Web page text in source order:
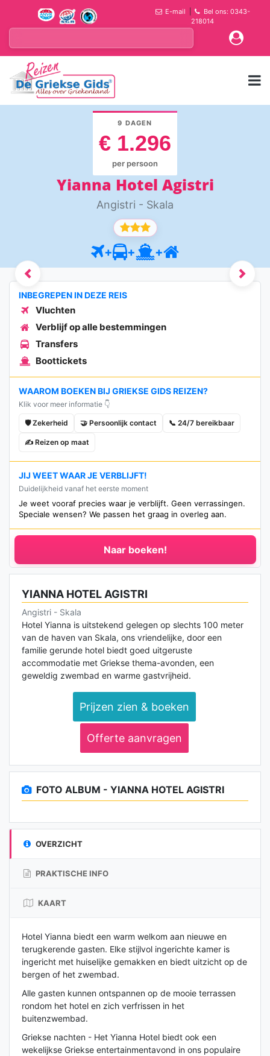
E-mail
Bel ons: 0343-
218014
9 DAGEN
€ 1.296
per persoon
Yianna Hotel Agistri
Angistri - Skala
+ + +
Previous
Next
INBEGREPEN IN DEZE REIS
Vluchten
Verblijf op alle bestemmingen
Transfers
Boottickets
WAAROM BOEKEN BIJ GRIEKSE GIDS REIZEN?
Klik voor meer informatie 👇
🛡️ Zekerheid 🤝 Persoonlijk contact 📞 24/7 bereikbaar
✍️ Reizen op maat
JIJ WEET WAAR JE VERBLIJFT!
Duidelijkheid vanaf het eerste moment
Je weet vooraf precies waar je verblijft. Geen verrassingen.
Speciale wensen? We passen het graag in overleg aan.
Naar boeken!
YIANNA HOTEL AGISTRI
Angistri - Skala
Hotel Yianna is uitstekend gelegen op slechts 100 meter
van de haven van Skala, ons vriendelijke, door een
familie gerunde hotel biedt goed uitgeruste
accommodatie met Griekse thema-avonden, een
geweldig zwembad en warme gastvrijheid.
Prijzen zien & boeken
Offerte aanvragen
FOTO ALBUM - YIANNA HOTEL AGISTRI
OVERZICHT
PRAKTISCHE INFO
KAART
Hotel Yianna biedt een warm welkom aan nieuwe en
terugkerende gasten. Elke stijlvol ingerichte kamer is
ingericht met huiselijke gemakken en biedt uitzicht op de
bergen of het zwembad.
Alle gasten kunnen ontspannen op de mooie terrassen
rondom het hotel en zich verfrissen in het
buitenzwembad.
Griekse nachten - Het Yianna Hotel biedt ook een
wekelijkse Griekse entertainmentavond in ons populaire